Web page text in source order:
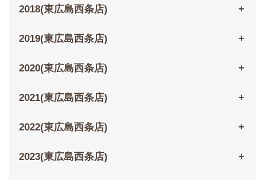
2018(東広島西条店)
2019(東広島西条店)
2020(東広島西条店)
2021(東広島西条店)
2022(東広島西条店)
2023(東広島西条店)